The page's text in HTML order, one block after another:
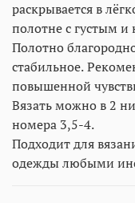
раскрывается в
полотне с густым
Полотно
стабильное.
повышенной
Вязать можно в 2
номера 3,5-4.
Подходит для
одежды любыми